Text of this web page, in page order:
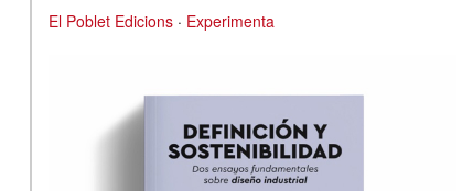
El Poblet Edicions · Experimenta